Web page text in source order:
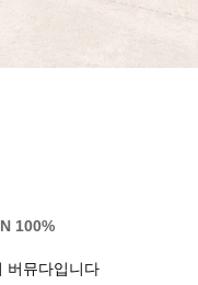
100%
버뮤다입니다